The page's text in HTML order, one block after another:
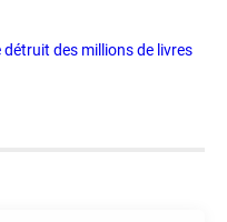
des millions de livres